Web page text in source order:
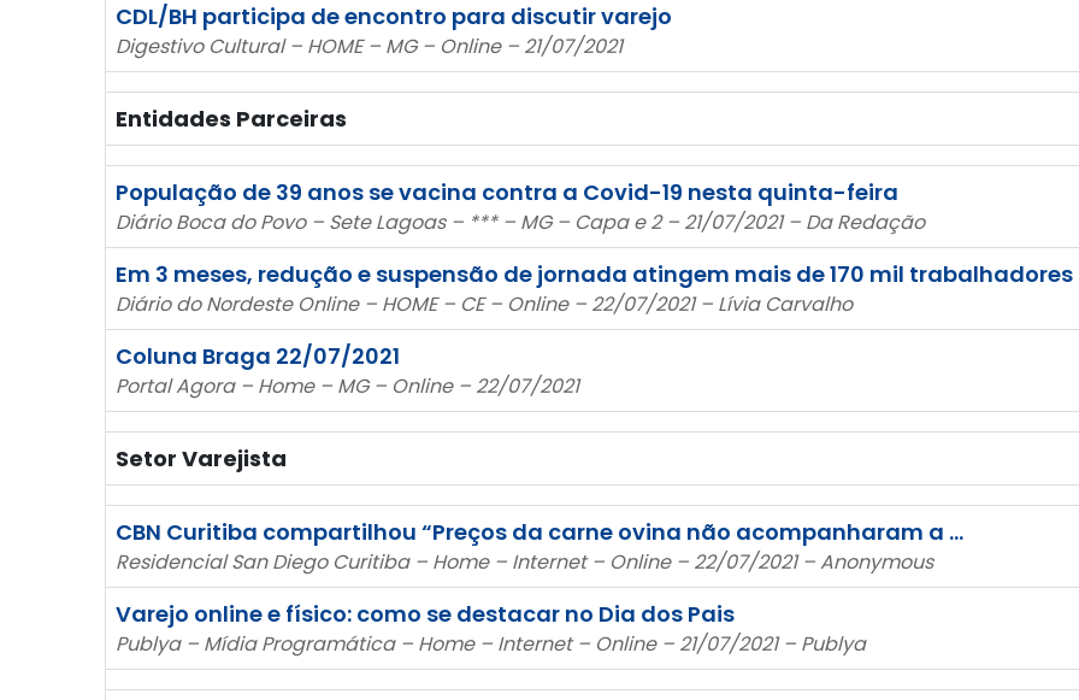
CDL/BH participa de encontro para discutir varejo
Digestivo Cultural – HOME – MG – Online – 21/07/2021
Entidades Parceiras
População de 39 anos se vacina contra a Covid-19 nesta quinta-feira
Diário Boca do Povo – Sete Lagoas – *** – MG – Capa e 2 – 21/07/2021 – Da Redação
Em 3 meses, redução e suspensão de jornada atingem mais de 170 mil
Diário do Nordeste Online – HOME – CE – Online – 22/07/2021 – Lívia Carvalho
Coluna Braga 22/07/2021
Portal Agora – Home – MG – Online – 22/07/2021
Setor Varejista
CBN Curitiba compartilhou “Preços da carne ovina não acompanharam a …
Residencial San Diego Curitiba – Home – Internet – Online – 22/07/2021 – Anonymous
Varejo online e físico: como se destacar no Dia dos Pais
Publya – Mídia Programática – Home – Internet – Online – 21/07/2021 – Publya